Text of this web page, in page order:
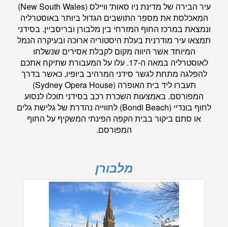
עיר הבירה של מדינת ניו סאות' וויילס (New South Wales)
המאכלסת את מספר התושבים הגדול ביותר באוסטרליה
ונמצאת במרכז החוף המזרחי בין מלבורן ובריסביין. בסידני
תמצאו עיר מודרנית בעלת היסטוריה ארוכה ובעיקרה הנמל
המיוחד אשר היווה מקום לקבלת אסירים שנשלחו
לאוסטרליה במאה ה-17. עלו על המעבורת שתיקח אתכם
להפלגה מתחת לגשר סידני המרהיב ביופיו, כאשר בדרך
תעברו ליד בית האופרה (Sydney Opera House)
המפורסם. באמצעות השכרת רכב בסידני תוכלו לנסוע
לחוף בונדיי (Bondi Beach) לחווייה נהדרת של גלישת גלים
או סתם ביקור בבית הקפה הפינתי המשקיף על החוף
המפורסם.
מלבורן